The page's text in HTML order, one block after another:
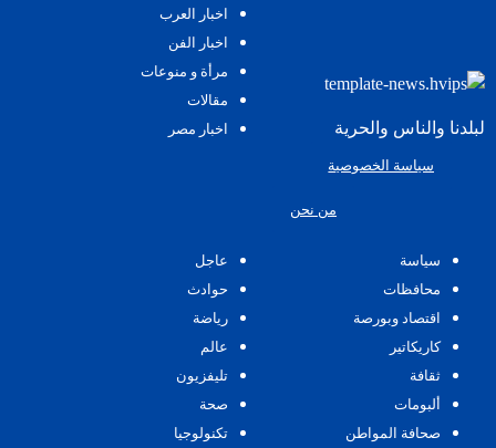
لبلدنا والناس والحرية
سياسة الخصوصية
من نحن
اخبار العرب
اخبار الفن
مرأة و منوعات
مقالات
اخبار مصر
سياسة
محافظات
اقتصاد وبورصة
كاريكاتير
ثقافة
ألبومات
صحافة المواطن
عاجل
حوادث
رياضة
عالم
تليفزيون
صحة
تكنولوجيا